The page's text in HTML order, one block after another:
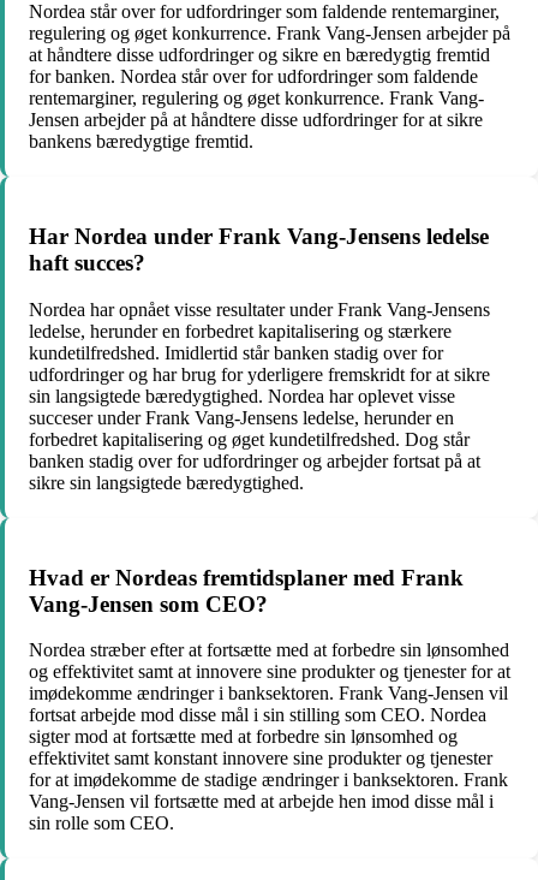
Nordea står over for udfordringer som faldende rentemarginer,
regulering og øget konkurrence. Frank Vang-Jensen arbejder på
at håndtere disse udfordringer og sikre en bæredygtig fremtid
for banken. Nordea står over for udfordringer som faldende
rentemarginer, regulering og øget konkurrence. Frank Vang-
Jensen arbejder på at håndtere disse udfordringer for at sikre
bankens bæredygtige fremtid.
Har Nordea under Frank Vang-Jensens ledelse
haft succes?
Nordea har opnået visse resultater under Frank Vang-Jensens
ledelse, herunder en forbedret kapitalisering og stærkere
kundetilfredshed. Imidlertid står banken stadig over for
udfordringer og har brug for yderligere fremskridt for at sikre
sin langsigtede bæredygtighed. Nordea har oplevet visse
succeser under Frank Vang-Jensens ledelse, herunder en
forbedret kapitalisering og øget kundetilfredshed. Dog står
banken stadig over for udfordringer og arbejder fortsat på at
sikre sin langsigtede bæredygtighed.
Hvad er Nordeas fremtidsplaner med Frank
Vang-Jensen som CEO?
Nordea stræber efter at fortsætte med at forbedre sin lønsomhed
og effektivitet samt at innovere sine produkter og tjenester for at
imødekomme ændringer i banksektoren. Frank Vang-Jensen vil
fortsat arbejde mod disse mål i sin stilling som CEO. Nordea
sigter mod at fortsætte med at forbedre sin lønsomhed og
effektivitet samt konstant innovere sine produkter og tjenester
for at imødekomme de stadige ændringer i banksektoren. Frank
Vang-Jensen vil fortsætte med at arbejde hen imod disse mål i
sin rolle som CEO.